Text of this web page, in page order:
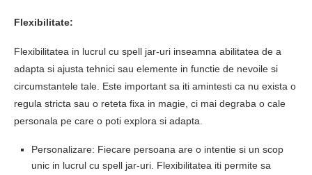
Flexibilitate:
Flexibilitatea in lucrul cu spell jar-uri inseamna abilitatea de a
adapta si ajusta tehnici sau elemente in functie de nevoile si
circumstantele tale. Este important sa iti amintesti ca nu exista o
regula stricta sau o reteta fixa in magie, ci mai degraba o cale
personala pe care o poti explora si adapta.
Personalizare: Fiecare persoana are o intentie si un scop
unic in lucrul cu spell jar-uri. Flexibilitatea iti permite sa